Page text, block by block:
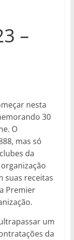
–
nesta
30
O
mas só
da
suas receitas
Premier
um
da